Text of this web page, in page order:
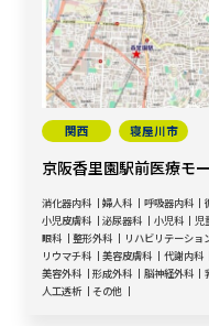
関西 寝屋川市
京阪香里園駅前医療モ
消化器内科 婦人科 呼吸器内科
小児皮膚科
泌尿器科 小児科 児
眼科
整形外科 リハビリテーショ
リウマチ科
美容皮膚科 代謝内科
美容外科
形成外科 脳神経外科
人工透析
その他